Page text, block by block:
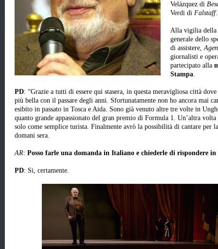
Velázquez di
Verdi di Falstaff.
Alla vigilia della
generale dello
di assistere,
giornalisti e
partecipato alla
Stampa.
PD: “Grazie a tutti di essere qui stasera, in questa meravigliosa città
più bella con il passare degli anni. Sfortunatamente non ho ancora mai
esibito in passato in Tosca e Aida. Sono già venuto altre tre volte in
quanto grande appassionato del gran premio di Formula 1. Un’altra
solo come semplice turista. Finalmente avrò la possibilità di cantare per
domani sera.
AR: Posso farle una domanda in Italiano e chiederle di rispondere
PD: Si, certamente.